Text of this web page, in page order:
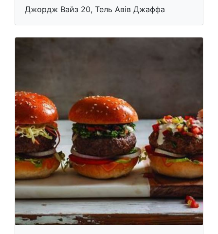
Джордж Вайз 20, Тель Авів Джаффа